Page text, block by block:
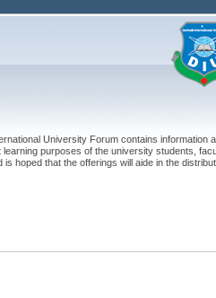
University Forum contains information
learning purposes of the university students,
is hoped that the offerings will aide in the